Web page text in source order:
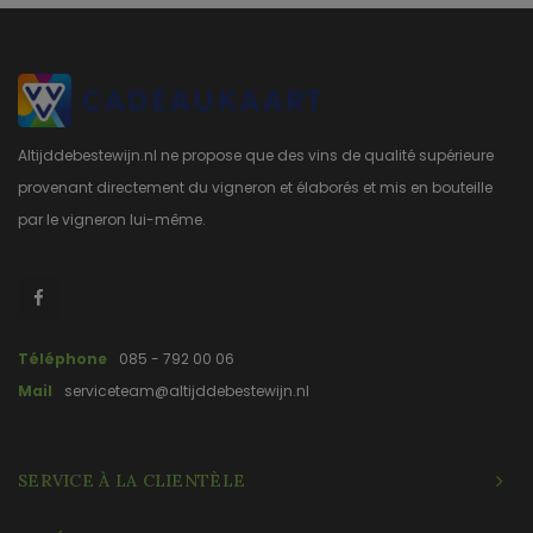
Altijddebestewijn.nl ne propose que des vins de qualité supérieure
provenant directement du vigneron et élaborés et mis en bouteille
par le vigneron lui-même.
Téléphone
085 - 792 00 06
Mail
serviceteam@altijddebestewijn.nl
SERVICE À LA CLIENTÈLE